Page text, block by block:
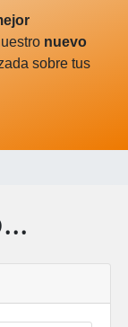
nuevo
sobre tus